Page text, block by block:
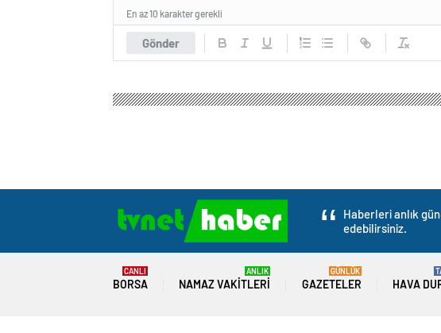
Gönder
En az 10 karakter gerekli
Haberleri anlık
edebilirsiniz.
BORSA
CANLI
NAMAZ VAKITLERI
ANLIK
GAZETELER
GÜNLÜK
HAVA